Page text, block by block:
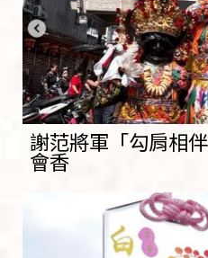
謝范將軍「勾肩相
會香